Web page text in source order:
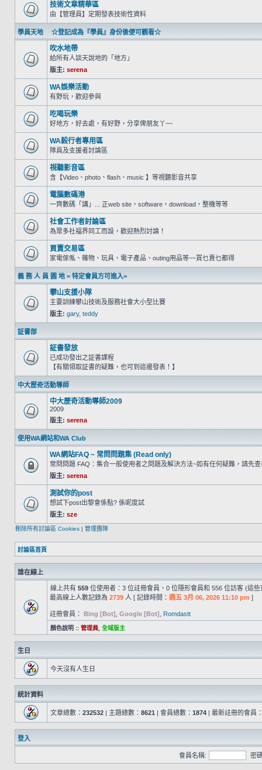
技術文章精華區
由【管理員】定期發表技術性資料
學員天地 ☆登記成為『學員』身份後便可觀看☆
吹水地帶
給所有人談天說地的「地方」
版主: serena
WA娛樂活動
有野玩，歡迎參與
吃喝玩樂
好地方，好去處，有好野，分享俾朋友丫~~
WA毅行者專用區
隊員及支援者討論區
視聽影音區
含【Video、photo、flash、music 】等視聽影音共享
電腦數碼港
一齊數碼「講」... 正web site，software，download，整機等等
社會工作者討論區
為眾多社福界同工而設，歡迎熱烈討論！
買賣交易區
家電傢俬、雜物、玩具、電子產品、outing用品等~~買乜賣乜都得
義 務 人 員 園 地 = 特定會員方可進入=
攀山支援小隊
主要訓練攀山技術及服務社會大小型比賽
版主: gary, teddy
証書部
証書發放
已成功發出之証書課程
【有關領取証書的疑難，也可到這邊發表！】
中大歷奇活動導師
中大歷奇活動導師2009
2009
版主: serena
使用WA網站和WA Club
WA網站FAQ ~ 常問問題集 (Read only)
常問問題 FAQ：集合一般使用者之問題及解決方法~如有任何疑難，請先
版主: serena
測試你的post
想試下post出黎會係點? 係呢度試
版主: sze
刪除所有討論區 Cookies | 管理團隊
討論區首頁
誰在線上
線上共有 559 位使用者：3 位註冊會員、0 位隱形會員和 556 位訪客 (這
最高線上人數記錄為 2739 人 [ 記錄時間： 週五 3月 06, 2026 11:10 pm ]
註冊會員： Bing [Bot] Google [Bot] Romdastt
顏色說明 :: 管理員 全域版主
生日
今天沒有人生日
統計資料
文章總數： 232532 | 主題總數： 8621 | 會員總數： 1874 | 最新註冊的會員
登入
會員名稱: 密